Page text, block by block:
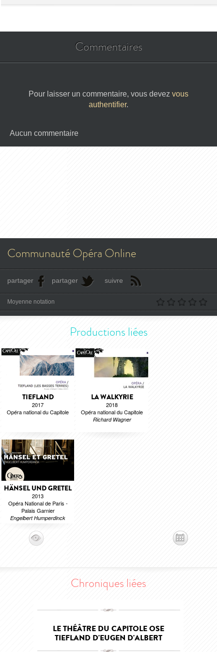
Commentaires
Pour laisser un commentaire, vous devez vous
authentifier.
Aucun commentaire
Communauté Opéra Online
partager partager suivre
Moyenne notation
Productions liées
TIEFLAND
2017
Opéra national du Capitole
LA WALKYRIE
2018
Opéra national du Capitole
Richard Wagner
HÄNSEL UND GRETEL
2013
Opéra National de Paris -
Palais Garnier
Engelbert Humperdinck
Chroniques liées
LE THÉÂTRE DU CAPITOLE OSE
TIEFLAND D'EUGEN D'ALBERT